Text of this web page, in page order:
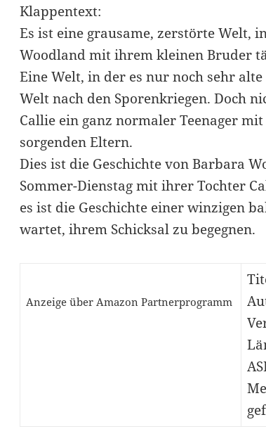
Klappentext:
Es ist eine grausame, zerstörte Welt,
Woodland mit ihrem kleinen Bruder
Eine Welt, in der es nur noch sehr
Welt nach den Sporenkriegen. Doch
Callie ein ganz normaler Teenager
sorgenden Eltern.
Dies ist die Geschichte von Barbara
Sommer-Dienstag mit ihrer Tochter
es ist die Geschichte einer winzigen
wartet, ihrem Schicksal zu begegnen.
Anzeige über Amazon Partnerprogramm